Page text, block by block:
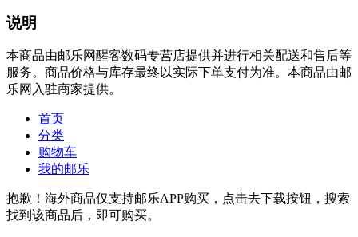
说明
本商品由邮乐网醒客数码专营店提供并进行相关配送和售后等
服务。商品价格与库存最终以实际下单支付为准。本商品由邮
乐网入驻商家提供。
首页
分类
购物车
我的邮乐
抱歉！海外商品仅支持邮乐APP购买，点击去下载按钮，搜索
找到该商品后，即可购买。